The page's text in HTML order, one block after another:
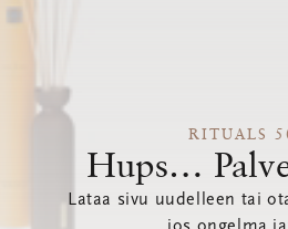
RITUALS
Hups…
Lataa sivu uudelleen tai